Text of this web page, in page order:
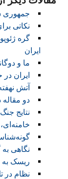
جمهوری
نکاتی
گره
ایران
ما و
ایران
آتش
دو مقاله
نتایج جنگ ۱۲ روزه
نگاهی
ریسک به
نظام در